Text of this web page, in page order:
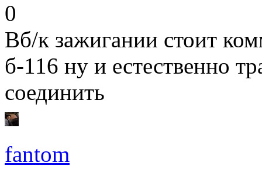
0
Вб/к зажигании стоит
б-116 ну и естественно
соединить
fantom